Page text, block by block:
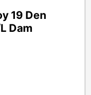
19 Den
Dam